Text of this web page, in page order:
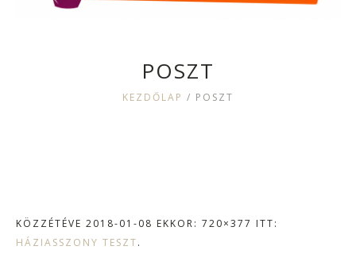
POSZT
KEZDŐLAP / POSZT
KÖZZÉTÉVE 2018-01-08 EKKOR: 720×377 ITT:
HÁZIASSZONY TESZT.